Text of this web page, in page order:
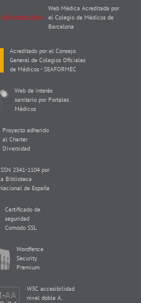
Web Médica Acreditada por
el Colegio de Médicos de
Barcelona
Acreditado por el Consejo
General de Colegios Oficiales
de Médicos - SEAFORMEC
Web de interés
sanitario por Portales
Médicos
Proyecto adherido
al Charter
Diversidad
ISSN 2341-1104 por
la Biblioteca
Nacional de España
Certificado de
seguridad
Comodo SSL
Wordfence
Security
Premium
W3C accesibilidad
nivel doble A,